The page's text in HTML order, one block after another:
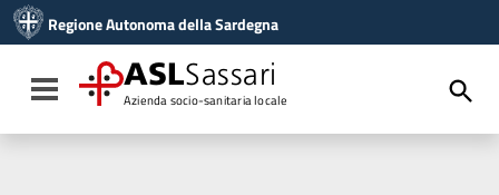
Vai al menu di navigazione
Vai al footer
Regione Autonoma della Sardegna
Toggle navigation
ASLSassari
Azienda socio-sanitaria locale